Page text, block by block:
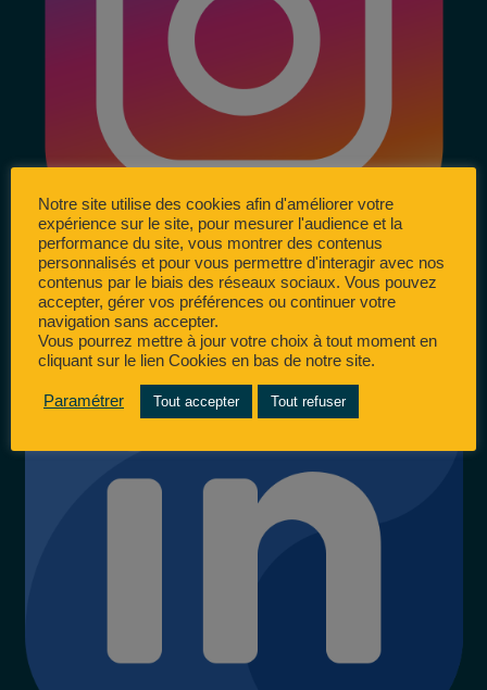
Notre site utilise des cookies afin d'améliorer votre
expérience sur le site, pour mesurer l'audience et la
performance du site, vous montrer des contenus
personnalisés et pour vous permettre d'interagir avec nos
contenus par le biais des réseaux sociaux. Vous pouvez
accepter, gérer vos préférences ou continuer votre
navigation sans accepter.
Vous pourrez mettre à jour votre choix à tout moment en
cliquant sur le lien Cookies en bas de notre site.
Paramétrer Tout accepter Tout refuser